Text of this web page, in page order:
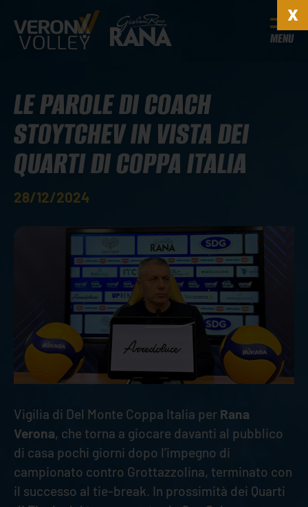
MENU
LE PAROLE DI COACH
STOYTCHEV IN VISTA DEI
QUARTI DI COPPA ITALIA
28/12/2024
Vigilia di Del Monte Coppa Italia per Rana
Verona, che torna a giocare davanti al pubblico
di casa pochi giorni dopo l’impegno di
campionato contro Grottazzolina, terminato con
il successo al tie-break. In prossimità dei Quarti